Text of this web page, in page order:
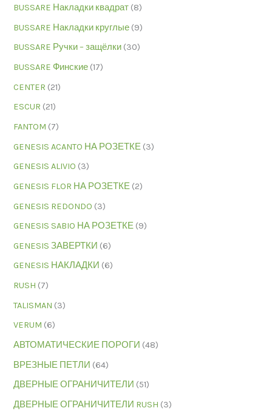
BUSSARE Накладки квадрат (8)
BUSSARE Накладки круглые (9)
BUSSARE Ручки – защёлки (30)
BUSSARE Финские (17)
CENTER (21)
ESCUR (21)
FANTOM (7)
GENESIS ACANTO НА РОЗЕТКЕ (3)
GENESIS ALIVIO (3)
GENESIS FLOR НА РОЗЕТКЕ (2)
GENESIS REDONDO (3)
GENESIS SABIO НА РОЗЕТКЕ (9)
GENESIS ЗАВЕРТКИ (6)
GENESIS НАКЛАДКИ (6)
RUSH (7)
TALISMAN (3)
VERUM (6)
АВТОМАТИЧЕСКИЕ ПОРОГИ (48)
ВРЕЗНЫЕ ПЕТЛИ (64)
ДВЕРНЫЕ ОГРАНИЧИТЕЛИ (51)
ДВЕРНЫЕ ОГРАНИЧИТЕЛИ RUSH (3)